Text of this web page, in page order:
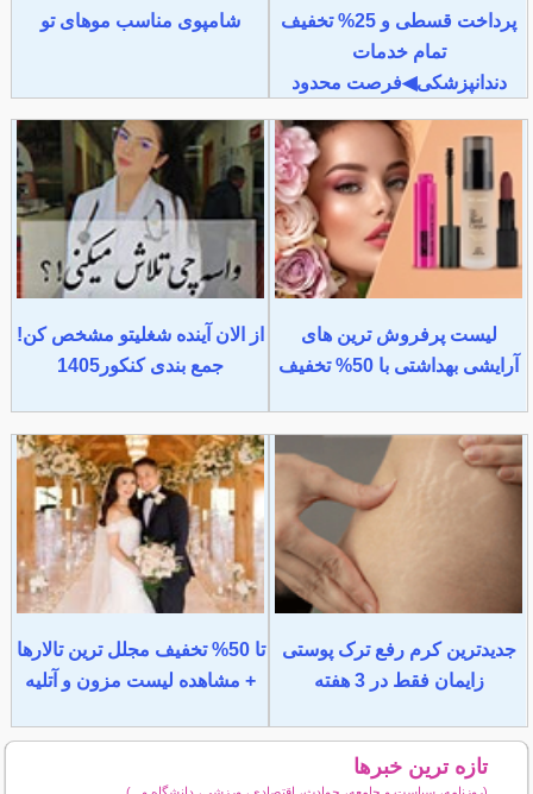
پرداخت قسطی و 25% تخفیف
تمام خدمات
دندانپزشکی◀فرصت محدود
شامپوی مناسب موهای تو
لیست پرفروش ترین های
آرایشی بهداشتی با 50% تخفیف
از الان آینده شغلیتو مشخص کن!
جمع بندی کنکور1405
جدیدترین کرم رفع ترک پوستی
زایمان فقط در 3 هفته
تا 50% تخفیف مجلل ترین تالارها
+ مشاهده لیست مزون و آتلیه
تازه ترین خبرها